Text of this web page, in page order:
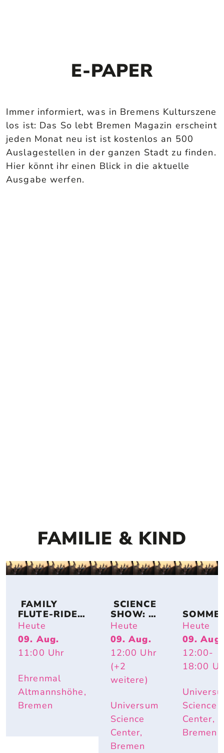
E-PAPER
Immer informiert, was in Bremens Kulturszene
los ist: Das So lebt Bremen Magazin erscheint
jeden Monat neu ist ist kostenlos an 500
Auslagestellen in der ganzen Stadt zu finden.
Hier könnt ihr einen Blick in die aktuelle
Ausgabe werfen.
FAMILIE & KIND
FAMILY
FLUTE-RIDE:
DUO
FLUTASTIC
Heute
09. Aug.
11:00 Uhr
Ehrenmal
Altmannshöhe,
Bremen
SCIENCE
SHOW:
TIERISCH
HEISS – W
ARUM R
OTE W
ANGEN U
ND E
LEFANTE
IM S
OMMER N
ÜTZLICH
SIND
Heute
09. Aug.
12:00 Uhr
(+2
weitere)
Universum
Science
Center,
Bremen
SAUSE –
GROSSE G
EFÜHLE
Heute
09. Aug.
12:00-
18:00
Science
Center,
Bremen